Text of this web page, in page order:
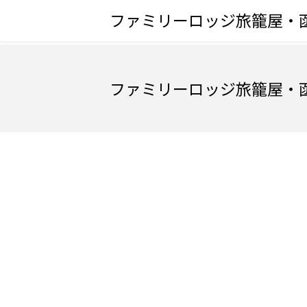
ファミリーロッジ旅籠屋・
ファミリーロッジ旅籠屋・